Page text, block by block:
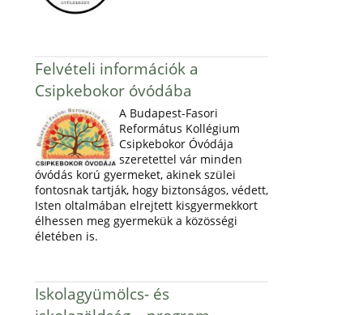
Felvételi információk a
Csipkebokor óvódába
A Budapest-Fasori
Református Kollégium
Csipkebokor Óvódája
szeretettel vár minden
óvódás korú gyermeket, akinek szülei
fontosnak tartják, hogy biztonságos, védett,
Isten oltalmában elrejtett kisgyermekkort
élhessen meg gyermekük a közösségi
életében is.
Iskolagyümölcs- és